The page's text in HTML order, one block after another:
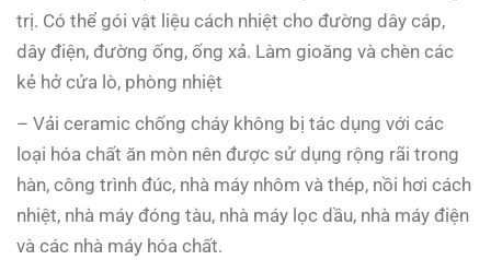
trị. Có thể gói vật liệu cách nhiệt cho đường dây cáp,
dây điện, đường ống, ống xả. Làm gioăng và chèn các
kẻ hở cửa lò, phòng nhiệt
– Vải ceramic chống cháy không bị tác dụng với các
loại hóa chất ăn mòn nên được sử dụng rộng rãi trong
hàn, công trình đúc, nhà máy nhôm và thép, nồi hơi cách
nhiệt, nhà máy đóng tàu, nhà máy lọc dầu, nhà máy điện
và các nhà máy hóa chất.